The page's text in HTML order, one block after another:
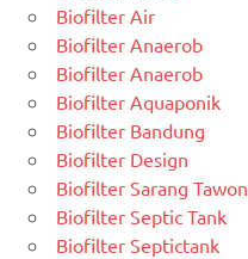
Biofilter Air
Biofilter Anaerob
Biofilter Anaerob
Biofilter Aquaponik
Biofilter Bandung
Biofilter Design
Biofilter Sarang Tawon
Biofilter Septic Tank
Biofilter Septictank